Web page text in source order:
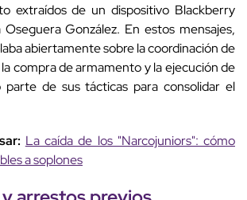
extraídos de un dispositivo Blackberry
González. En estos mensajes,
abiertamente sobre la coordinación de
compra de armamento y la ejecución de
parte de sus tácticas para consolidar el
La caída de los "Narcojuniors": cómo
a soplones